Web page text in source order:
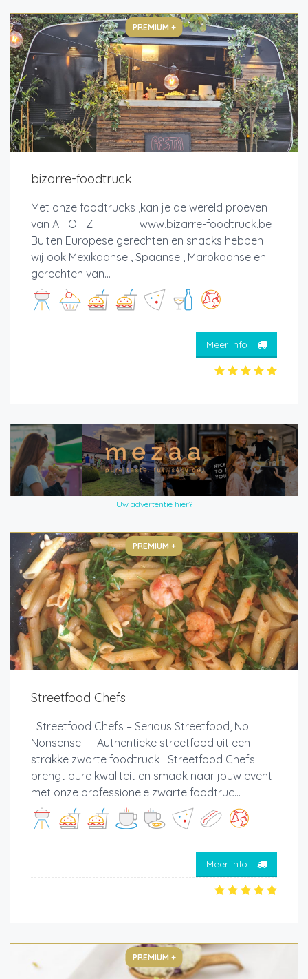
PREMIUM +
bizarre-foodtruck
Met onze foodtrucks ,kan je de wereld proeven
van A TOT Z www.bizarre-foodtruck.be
Buiten Europese gerechten en snacks hebben
wij ook Mexikaanse , Spaanse , Marokaanse en
gerechten van...
Meer info
Uw advertentie hier?
PREMIUM +
Streetfood Chefs
Streetfood Chefs – Serious Streetfood, No
Nonsense. Authentieke streetfood uit een
strakke zwarte foodtruck Streetfood Chefs
brengt pure kwaliteit en smaak naar jouw event
met onze professionele zwarte foodtruc...
Meer info
PREMIUM +